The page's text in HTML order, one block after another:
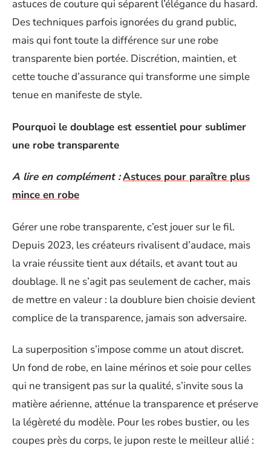
astuces de couture qui séparent l’élégance du hasard.
Des techniques parfois ignorées du grand public,
mais qui font toute la différence sur une robe
transparente bien portée. Discrétion, maintien, et
cette touche d’assurance qui transforme une simple
tenue en manifeste de style.
Pourquoi le doublage est essentiel pour sublimer
une robe transparente
A lire en complément :Astuces pour paraître plus
mince en robe
Gérer une robe transparente, c’est jouer sur le fil.
Depuis 2023, les créateurs rivalisent d’audace, mais
la vraie réussite tient aux détails, et avant tout au
doublage. Il ne s’agit pas seulement de cacher, mais
de mettre en valeur : la doublure bien choisie devient
complice de la transparence, jamais son adversaire.
La superposition s’impose comme un atout discret.
Un fond de robe, en laine mérinos et soie pour celles
qui ne transigent pas sur la qualité, s’invite sous la
matière aérienne, atténue la transparence et préserve
la légèreté du modèle. Pour les robes bustier, ou les
coupes près du corps, le jupon reste le meilleur allié :